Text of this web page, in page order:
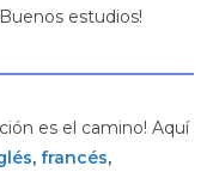
estudios!
es el camino! Aquí
, francés,